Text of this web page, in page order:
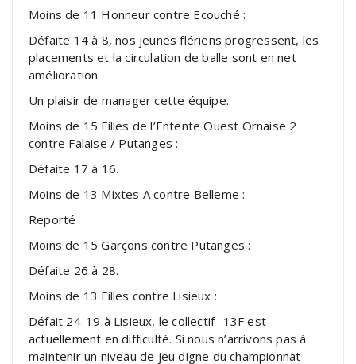
Moins de 11 Honneur contre Ecouché :
Défaite 14 à 8, nos jeunes flériens progressent, les
placements et la circulation de balle sont en net
amélioration.
Un plaisir de manager cette équipe.
Moins de 15 Filles de l’Entente Ouest Ornaise 2
contre Falaise / Putanges :
Défaite 17 à 16.
Moins de 13 Mixtes A contre Belleme :
Reporté
Moins de 15 Garçons contre Putanges :
Défaite 26 à 28.
Moins de 13 Filles contre Lisieux :
Défait 24-19 à Lisieux, le collectif -13F est
actuellement en difficulté. Si nous n’arrivons pas à
maintenir un niveau de jeu digne du championnat